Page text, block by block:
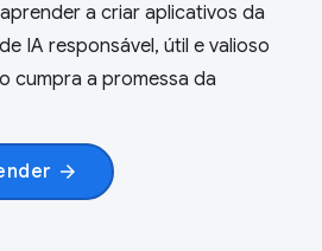
a criar aplicativos da
IA responsável, útil e valioso
cumpra a promessa da
arrow_forward